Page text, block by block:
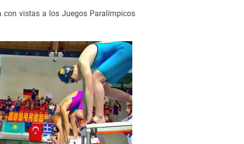
con vistas a los Juegos Paralímpicos